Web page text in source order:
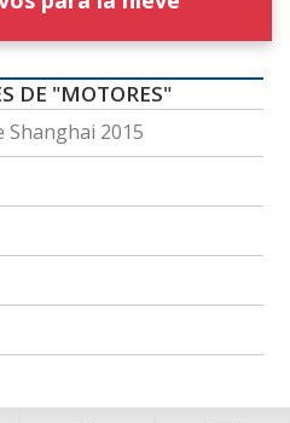
DE "MOTORES"
Shanghai 2015